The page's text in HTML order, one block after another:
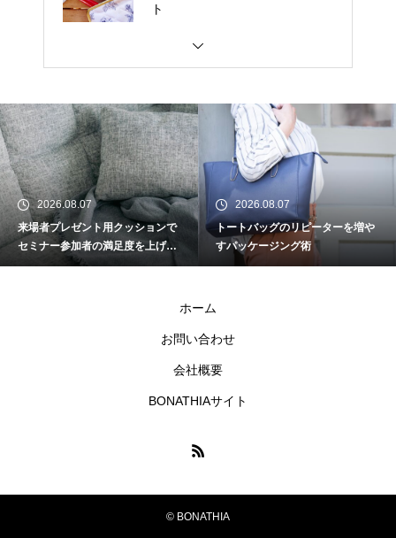
ト
刻印入りタンブラーにロゴを入
AIツールでフェイスタオルのデ
ザインを時短する方法
周年イベントの企画担当者が押
さえるべきグッズ準備スケジュ
ランチバッグの入稿データ、解
グッズ、デザインの違い
2026.08.07
来場者プレゼント用クッションで
セミナー参加者の満足度を上げる
工夫
2026.08.07
トートバッグのリピーターを増や
すパッケージング術
ホーム
お問い合わせ
会社概要
BONATHIAサイト
© BONATHIA